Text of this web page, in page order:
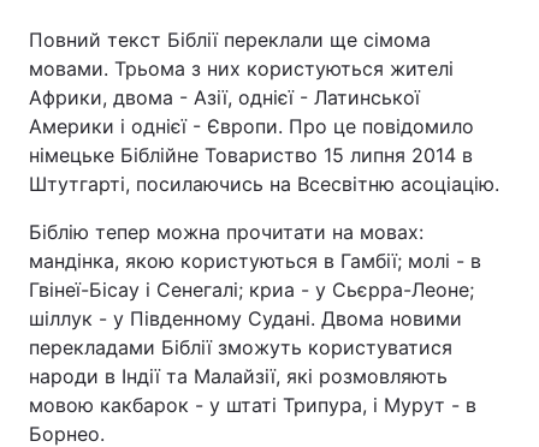
Повний текст Біблії переклали ще сімома
мовами. Трьома з них користуються жителі
Африки, двома - Азії, однієї - Латинської
Америки і однієї - Європи. Про це повідомило
німецьке Біблійне Товариство 15 липня 2014 в
Штутгарті, посилаючись на Всесвітню асоціацію.
Біблію тепер можна прочитати на мовах:
мандінка, якою користуються в Гамбії; молі - в
Гвінеї-Бісау і Сенегалі; криа - у Сьєрра-Леоне;
шіллук - у Південному Судані. Двома новими
перекладами Біблії зможуть користуватися
народи в Індії та Малайзії, які розмовляють
мовою какбарок - у штаті Трипура, і Мурут - в
Борнео.